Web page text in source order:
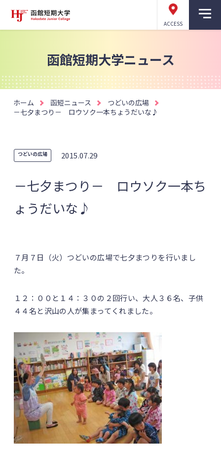
ACCESS
函館短期大学ニュース
ホーム 函短ニュース
つどいの広場
－七夕まつり－ ロウソク一本ちょうだいな♪
つどいの広場 2015.07.29
－七夕まつり－ ロウソク一本ち
ょうだいな♪
７月７日（火）つどいの広場で七夕まつりを行いまし
た。
１２：００と１４：３０の２回行い、大人３６名、子供
４４名と沢山の人が集まってくれました。